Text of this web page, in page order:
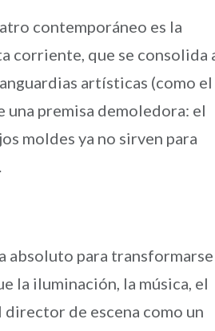
contemporáneo es la
corriente, que se consolida
artísticas (como el
una premisa demoledora: el
moldes ya no sirven para
absoluto para transformarse
la iluminación, la música, el
de escena como un